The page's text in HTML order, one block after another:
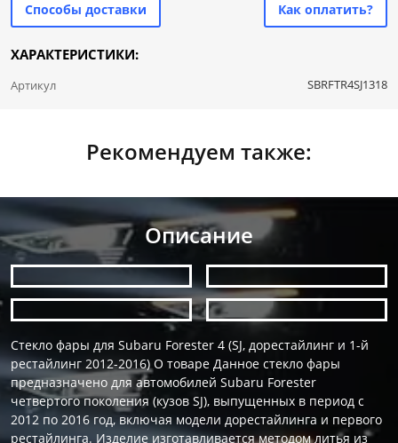
Способы доставки Как оплатить?
ХАРАКТЕРИСТИКИ:
Артикул SBRFTR4SJ1318
Рекомендуем также:
Описание
Стекло фары для Subaru Forester 4 (SJ, дорестайлинг и 1-й
рестайлинг 2012-2016) О товаре Данное стекло фары
предназначено для автомобилей Subaru Forester
четвертого поколения (кузов SJ), выпущенных в период с
2012 по 2016 год, включая модели дорестайлинга и первого
рестайлинга. Изделие изготавливается методом литья из